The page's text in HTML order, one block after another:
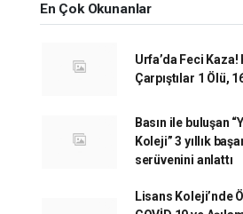
En Çok Okunanlar
Urfa’da Feci Kaza!
Çarpıştılar 1 Ölü,
Basın ile buluşan
Koleji” 3 yıllık
serüvenini anlattı
Lisans Koleji’nde